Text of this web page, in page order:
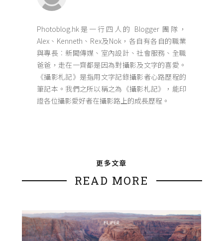
Photoblog.hk是一行四人的 Blogger 團隊，
Alex、Kenneth、Rex及Nok，各自有各自的職業
與專長︰新聞傳媒、室內設計、社會服務、全職
爸爸，走在一齊都是因為對攝影及文字的喜愛。
《攝影札記》是指用文字記錄攝影者心路歷程的
筆記本。我們之所以稱之為《攝影札記》，能印
證各位攝影愛好者在攝影路上的成長歷程。
更多文章
READ MORE